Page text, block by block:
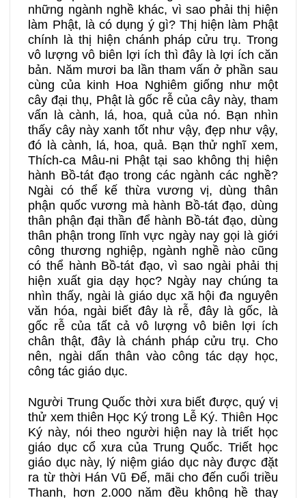
những ngành nghề khác, vì sao phải thị hiện
làm Phật, là có dụng ý gì? Thị hiện làm Phật
chính là thị hiện chánh pháp cửu trụ. Trong
vô lượng vô biên lợi ích thì đây là lợi ích căn
bản. Năm mươi ba lần tham vấn ở phần sau
cùng của kinh Hoa Nghiêm giống như một
cây đại thụ, Phật là gốc rễ của cây này, tham
vấn là cành, lá, hoa, quả của nó. Bạn nhìn
thấy cây này xanh tốt như vậy, đẹp như vậy,
đó là cành, lá, hoa, quả. Bạn thử nghĩ xem,
Thích-ca Mâu-ni Phật tại sao không thị hiện
hành Bồ-tát đạo trong các ngành các nghề?
Ngài có thể kế thừa vương vị, dùng thân
phận quốc vương mà hành Bồ-tát đạo, dùng
thân phận đại thần để hành Bồ-tát đạo, dùng
thân phận trong lĩnh vực ngày nay gọi là giới
công thương nghiệp, ngành nghề nào cũng
có thể hành Bồ-tát đạo, vì sao ngài phải thị
hiện xuất gia dạy học? Ngày nay chúng ta
nhìn thấy, ngài là giáo dục xã hội đa nguyên
văn hóa, ngài biết đây là rễ, đây là gốc, là
gốc rễ của tất cả vô lượng vô biên lợi ích
chân thật, đây là chánh pháp cửu trụ. Cho
nên, ngài dấn thân vào công tác dạy học,
công tác giáo dục.
Người Trung Quốc thời xưa biết được, quý vị
thử xem thiên Học Ký trong Lễ Ký. Thiên Học
Ký này, nói theo người hiện nay là triết học
giáo dục cổ xưa của Trung Quốc. Triết học
giáo dục này, lý niệm giáo dục này được đặt
ra từ thời Hán Vũ Đế, mãi cho đến cuối triều
Thanh, hơn 2.000 năm đều không hề thay